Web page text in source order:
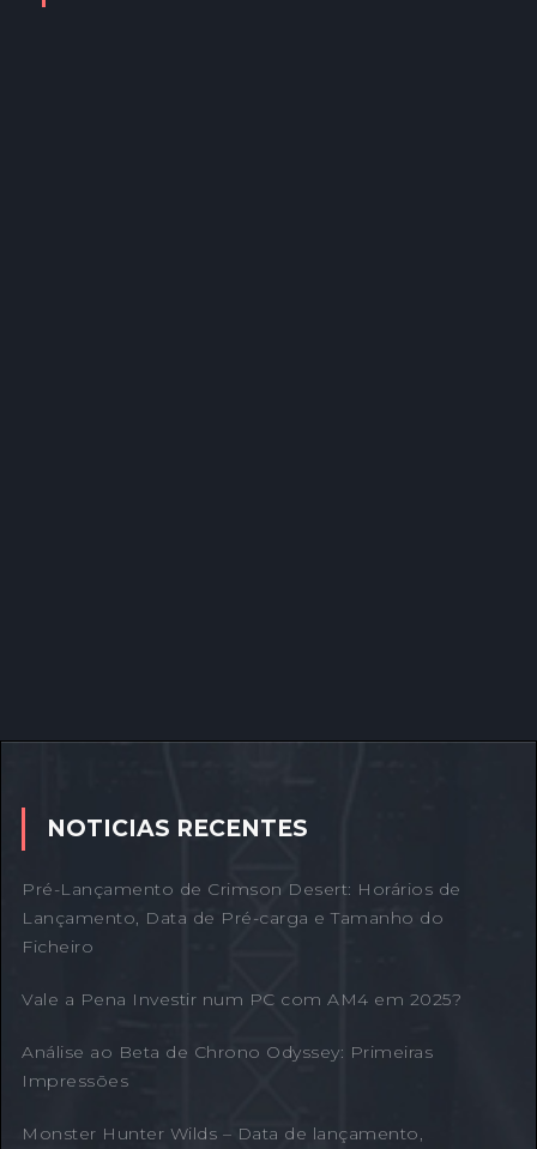
NOTICIAS RECENTES
Pré-Lançamento de Crimson Desert: Horários de
Lançamento, Data de Pré-carga e Tamanho do
Ficheiro
Vale a Pena Investir num PC com AM4 em 2025?
Análise ao Beta de Chrono Odyssey: Primeiras
Impressões
Monster Hunter Wilds – Data de lançamento,